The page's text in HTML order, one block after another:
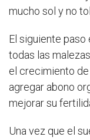
mucho sol y no
El siguiente
todas las
el crecimiento
agregar abono
mejorar su
Una vez que el